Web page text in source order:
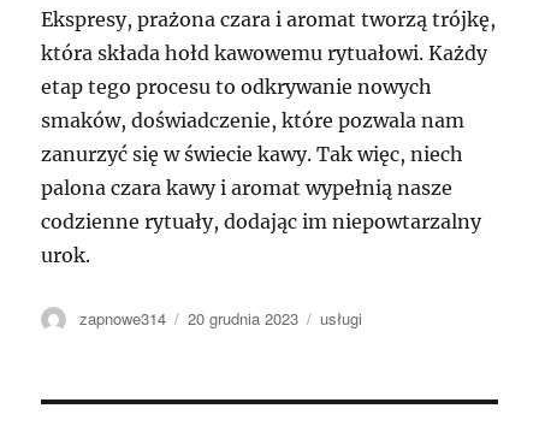
Ekspresy, prażona czara i aromat tworzą trójkę,
która składa hołd kawowemu rytuałowi. Każdy
etap tego procesu to odkrywanie nowych
smaków, doświadczenie, które pozwala nam
zanurzyć się w świecie kawy. Tak więc, niech
palona czara kawy i aromat wypełnią nasze
codzienne rytuały, dodając im niepowtarzalny
urok.
Autor
zapnowe314
Data
20 grudnia 2023 Kategorie
usługi